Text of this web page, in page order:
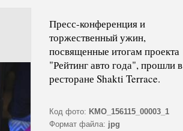
Пресс-конференция и
торжественный ужин,
посвященные итогам проекта
"Рейтинг авто года", прошли в
ресторане Shakti Terrace.
Код фото: KMO_156115_00003_1
Формат файла: jpg